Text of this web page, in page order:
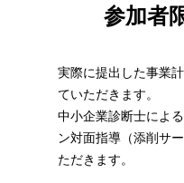
参加者
実際に提出した事業
ていただきます。
中小企業診断士によ
ン対面指導（添削サ
ただきます。